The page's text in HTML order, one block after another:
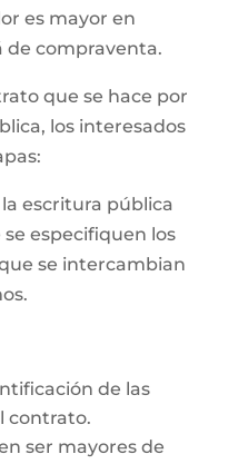
es mayor en
de compraventa.
que se hace por
los interesados
escritura pública
especifiquen los
se intercambian
de las
contrato.
ser mayores de